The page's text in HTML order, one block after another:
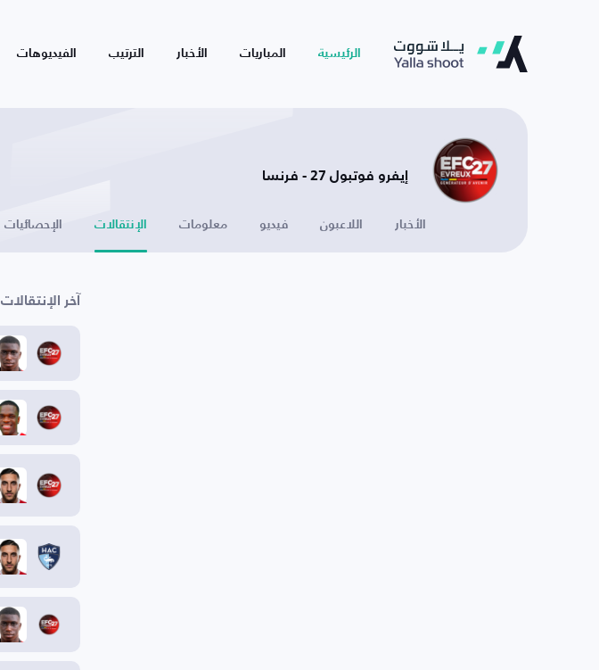
الرئيسية المباريات الأخبار الترتيب الفيديوهات
إيفرو فوتبول 27 - فرنسا
الأخبار اللاعبون فيديو معلومات الإنتقالات الإحصائيات
آخر الإنتقالات